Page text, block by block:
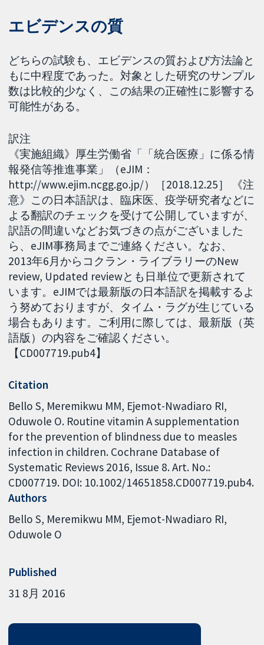
エビデンスの質
どちらの試験も、エビデンスの質および方法論と
もに中程度であった。対象とした研究のサンプル
数は比較的少なく、この結果の正確性に影響する
可能性がある。
訳注
《実施組織》厚生労働省「「統合医療」に係る情
報発信等推進事業」（eJIM：
http://www.ejim.ncgg.go.jp/）［2018.12.25］ 《注
意》この日本語訳は、臨床医、疫学研究者などに
よる翻訳のチェックを受けて公開していますが、
訳語の間違いなどお気づきの点がございました
ら、eJIM事務局までご連絡ください。なお、
2013年6月からコクラン・ライブラリーのNew
review, Updated reviewとも日単位で更新されて
います。eJIMでは最新版の日本語訳を掲載するよ
う努めておりますが、タイム・ラグが生じている
場合もあります。ご利用に際しては、最新版（英
語版）の内容をご確認ください。
【CD007719.pub4】
Citation
Bello S, Meremikwu MM, Ejemot-Nwadiaro RI,
Oduwole O. Routine vitamin A supplementation
for the prevention of blindness due to measles
infection in children. Cochrane Database of
Systematic Reviews 2016, Issue 8. Art. No.:
CD007719. DOI: 10.1002/14651858.CD007719.pub4.
Authors
Bello S Meremikwu MM Ejemot-Nwadiaro RI
Oduwole O
Published
31 8月 2016